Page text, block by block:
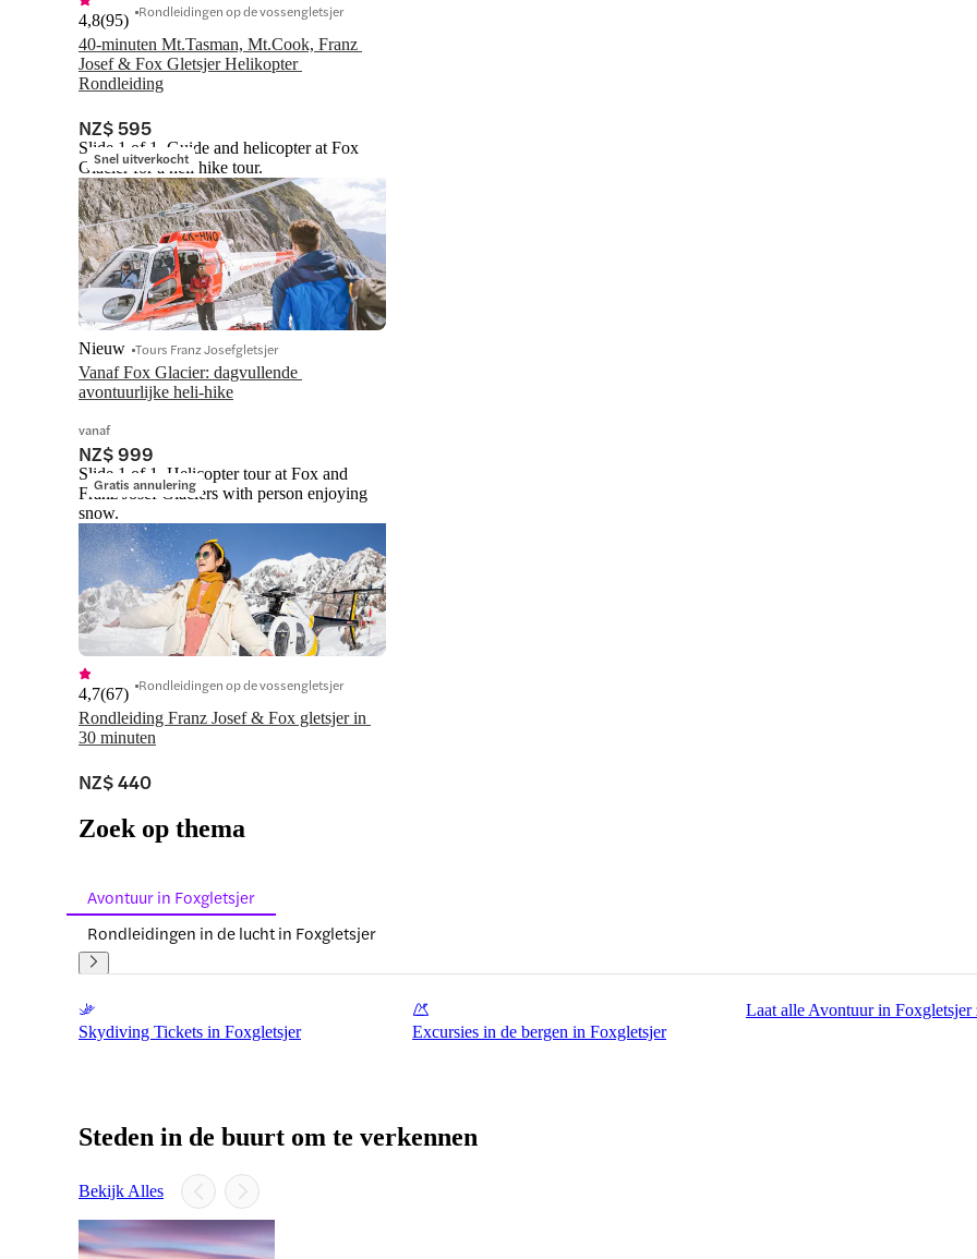
40-minuten Mt.Tasman, Mt.Cook, Franz
Josef & Fox Gletsjer Helikopter
Rondleiding
4,8(95) Rondleidingen op de vossengletsjer
NZ$ 595
Snel uitverkocht
Slide 1 of 1, Guide and helicopter at Fox
Glacier for a heli hike tour.
Vanaf Fox Glacier: dagvullende
avontuurlijke heli-hike
Nieuw Tours Franz Josefgletsjer
vanaf
NZ$ 999
Gratis annulering
Slide 1 of 1, Helicopter tour at Fox and
Franz Josef Glaciers with person enjoying
snow.
Rondleiding Franz Josef & Fox gletsjer in
30 minuten
4,7(67) Rondleidingen op de vossengletsjer
NZ$ 440
Zoek op thema
Avontuur in Foxgletsjer
Rondleidingen in de lucht in Foxgletsjer
Skydiving Tickets in Foxgletsjer Excursies in de bergen in Foxgletsjer
Laat alle Avontuur in Foxgletsjer
Steden in de buurt om te verkennen
Bekijk Alles